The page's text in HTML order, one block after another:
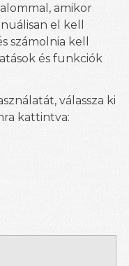
amikor
el kell
számolnia kell
és funkciók
válassza ki
kattintva: